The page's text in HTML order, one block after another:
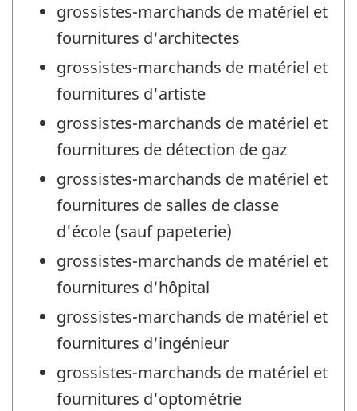
grossistes-marchands de matériel et
fournitures d'architectes
grossistes-marchands de matériel et
fournitures d'artiste
grossistes-marchands de matériel et
fournitures de détection de gaz
grossistes-marchands de matériel et
fournitures de salles de classe
d'école (sauf papeterie)
grossistes-marchands de matériel et
fournitures d'hôpital
grossistes-marchands de matériel et
fournitures d'ingénieur
grossistes-marchands de matériel et
fournitures d'optométrie